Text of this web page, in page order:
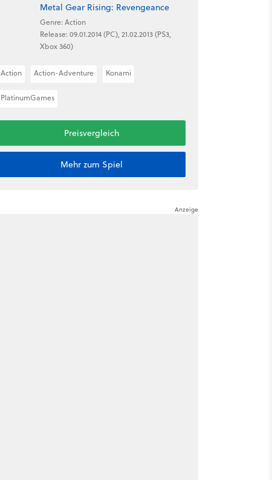
Metal Gear Rising: Revengeance
Genre: Action
Release: 09.01.2014 (PC), 21.02.2013 (PS3,
Xbox 360)
Action Action-Adventure Konami
PlatinumGames
Preisvergleich
Mehr zum Spiel